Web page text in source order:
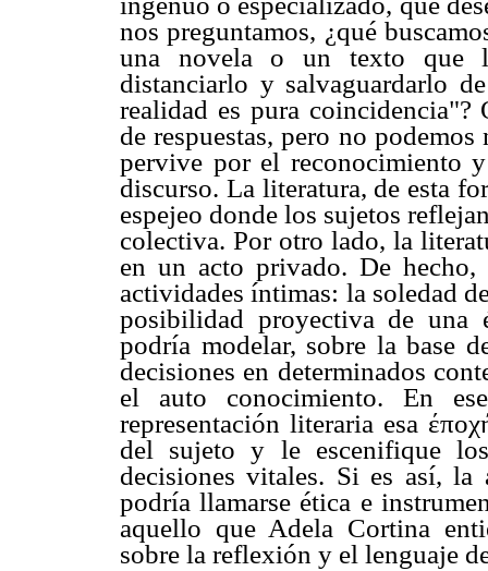
nos preguntamos, ¿qué
una novela o un texto que
distanciarlo y salvaguardarlo
realidad es pura coincidencia"?
de respuestas, pero no
pervive por el reconocimiento
discurso. La literatura, de esta
espejeo donde los sujetos
colectiva. Por otro lado, la
en un acto privado. De hecho,
actividades íntimas: la soledad
posibilidad proyectiva de una
podría modelar, sobre la base
decisiones en determinados
el auto conocimiento. En
representación literaria esa
del sujeto y le escenifique
decisiones vitales. Si es así,
podría llamarse ética e
aquello que Adela Cortina
sobre la reflexión y el lenguaje